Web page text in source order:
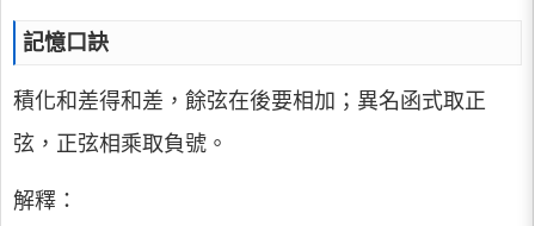
記憶口訣
積化和差得和差，餘弦在後要相加；異名函式取正
弦，正弦相乘取負號。
解釋：